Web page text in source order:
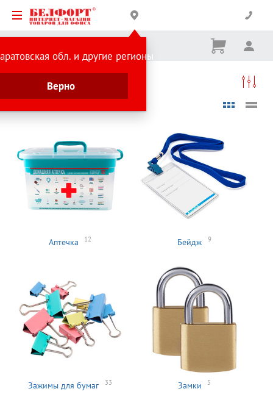
обл. и другие регионы
Верно
Корзина
Ничего
Каталог товаров Товары для склада
Товары для склада
Аптечка 12 Бейдж 9
Зажимы для бумаг 33 Замки 5